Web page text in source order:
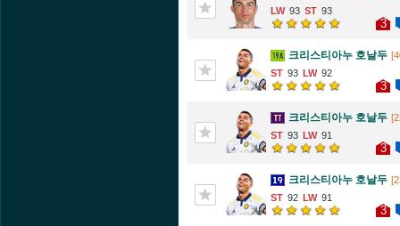
93
93
3
크리스티아누 호날두
93
92
3
크리스티아누 호날두
93
91
3
크리스티아누 호날두
92
91
3